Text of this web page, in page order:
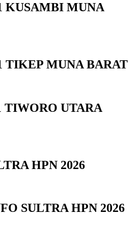
KUSAMBI MUNA
TIKEP MUNA BARAT
TIWORO UTARA
HPN 2026
SULTRA HPN 2026